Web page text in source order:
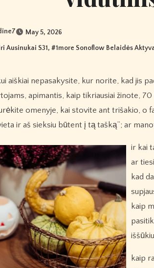
May 5, 2026
Ausinukai S31, #1more Sonoflow Belaidės
apimantis, kaip tikriausiai žinote,
omenyje, kai stovite ant trišakio, o
ir aš sieksiu būtent į tą tašką”; ar
ir kai
ar
kad
kaip
kaip